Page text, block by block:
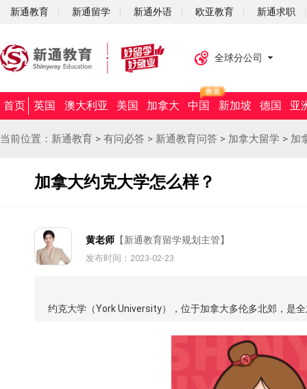
新通教育 新通留学 新通外语 欧亚教育 新通求职
全球分公司
首页 英国 澳大利亚 美国 加拿大 中国 新加坡 德国 亚
当前位置： 新通教育 > 有问必答 > 新通教育问答 > 加拿大留学 > 加
加拿大约克大学怎么样？
黄老师 【新通教育留学规划主管】
发布时间：2023-02-23
约克大学（York University），位于加拿大多伦多北郊，是